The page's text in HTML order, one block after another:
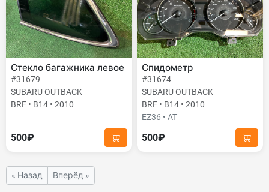
Стекло багажника левое
#31679
SUBARU OUTBACK
BRF • B14 • 2010
500₽
Спидометр
#31674
SUBARU OUTBACK
BRF • B14 • 2010
EZ36 • AT
500₽
« Назад Вперёд »